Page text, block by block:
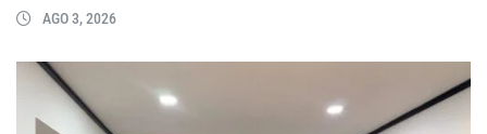
AGO 3, 2026